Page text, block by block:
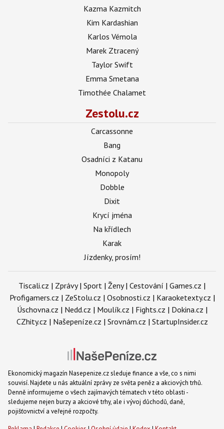
Kazma Kazmitch
Kim Kardashian
Karlos Vémola
Marek Ztracený
Taylor Swift
Emma Smetana
Timothée Chalamet
Zestolu.cz
Carcassonne
Bang
Osadníci z Katanu
Monopoly
Dobble
Dixit
Krycí jména
Na křídlech
Karak
Jízdenky, prosím!
Tiscali.cz | Zprávy| Sport | Ženy| Cestování | Games.cz |
Profigamers.cz | ZeStolu.cz | Osobnosti.cz | Karaoketexty.cz |
Úschovna.cz | Nedd.cz | Moulík.cz | Fights.cz | Dokina.cz |
CZhity.cz | Našepeníze.cz | Srovnám.cz | StartupInsider.cz
Ekonomický magazín Nasepenize.cz sleduje finance a vše, co s nimi
souvisí. Najdete u nás aktuální zprávy ze světa peněz a akciových trhů.
Denně informujeme o všech zajímavých tématech v této oblasti -
sledujeme nejen burzy a akciové trhy, ale i vývoj důchodů, daně,
pojišťovnictví a veřejné rozpočty.